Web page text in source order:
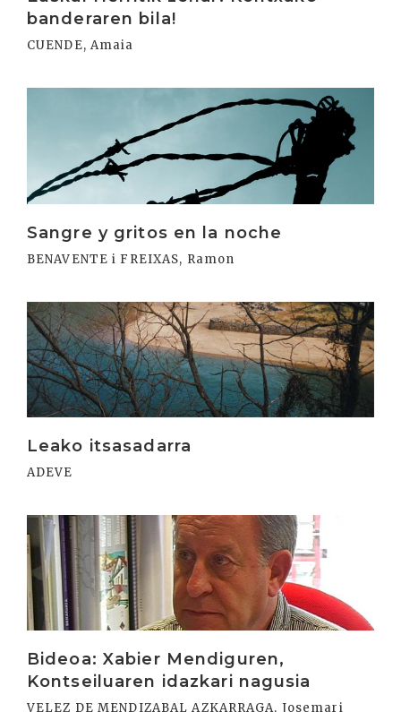
banderaren bila!
CUENDE, Amaia
Sangre y gritos en la noche
BENAVENTE i FREIXAS, Ramon
Leako itsasadarra
ADEVE
Irakurri
Bideoa: Xabier Mendiguren,
Kontseiluaren idazkari nagusia
VELEZ DE MENDIZABAL AZKARRAGA, Josemari
Irakurri